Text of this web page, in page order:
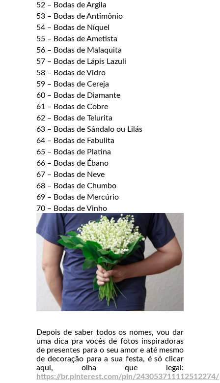
52 – Bodas de Argila
53 – Bodas de Antimônio
54 – Bodas de Níquel
55 – Bodas de Ametista
56 – Bodas de Malaquita
57 – Bodas de Lápis Lazuli
58 – Bodas de Vidro
59 – Bodas de Cereja
60 – Bodas de Diamante
61 – Bodas de Cobre
62 – Bodas de Telurita
63 – Bodas de Sândalo ou Lilás
64 – Bodas de Fabulita
65 – Bodas de Platina
66 – Bodas de Ébano
67 – Bodas de Neve
68 – Bodas de Chumbo
69 – Bodas de Mercúrio
70 – Bodas de Vinho
Depois de saber todos os nomes, vou dar
uma dica pra vocês de fotos inspiradoras
de presentes para o seu amor e até mesmo
de decoração para a sua festa, é só clicar
aqui, olha que legal:
https://br.pinterest.com/pin/243053711112512274/